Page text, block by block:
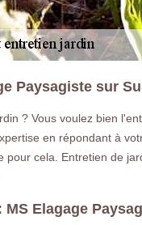
Paysagiste sur
? Vous voulez bien
en répondant à
pour cela. Entretien de
MS Elagage